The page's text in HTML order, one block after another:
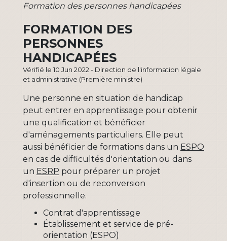
Formation des personnes handicapées
FORMATION DES
PERSONNES
HANDICAPÉES
Vérifié le 10 Jun 2022 - Direction de l'information légale
et administrative (Première ministre)
Une personne en situation de handicap
peut entrer en apprentissage pour obtenir
une qualification et bénéficier
d'aménagements particuliers. Elle peut
aussi bénéficier de formations dans un ESPO
en cas de difficultés d'orientation ou dans
un ESRP pour préparer un projet
d'insertion ou de reconversion
professionnelle.
Contrat d'apprentissage
Établissement et service de pré-
orientation (ESPO)